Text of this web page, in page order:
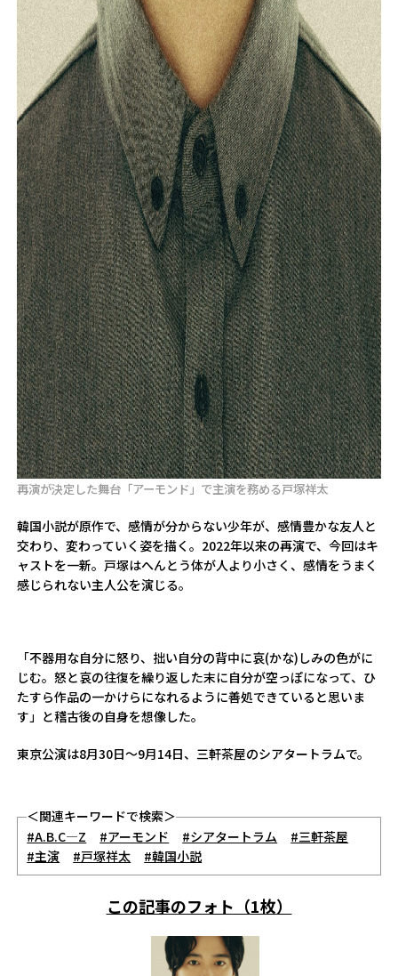
再演が決定した舞台「アーモンド」で主演を務める戸塚祥太
韓国小説が原作で、感情が分からない少年が、感情豊かな友人と
交わり、変わっていく姿を描く。2022年以来の再演で、今回はキ
ャストを一新。戸塚はへんとう体が人より小さく、感情をうまく
感じられない主人公を演じる。
「不器用な自分に怒り、拙い自分の背中に哀(かな)しみの色がに
じむ。怒と哀の往復を繰り返した末に自分が空っぽになって、ひ
たすら作品の一かけらになれるように善処できていると思いま
す」と稽古後の自身を想像した。
東京公演は8月30日～9月14日、三軒茶屋のシアタートラムで。
＜関連キーワードで検索＞
#A.B.C―Z
#アーモンド #シアタートラム
#三軒茶屋
#主演
#戸塚祥太 #韓国小説
この記事のフォト（1枚）